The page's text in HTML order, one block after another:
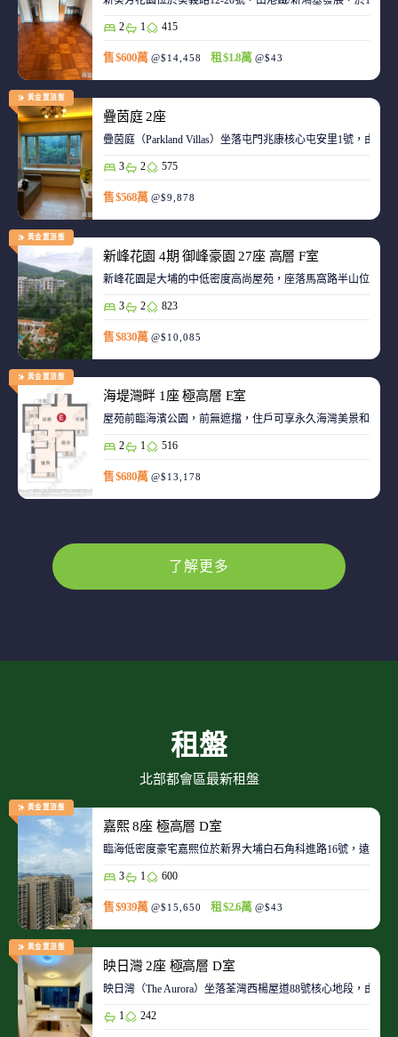
2 1 415
售 $600萬 @$14,458 租 $1.8萬 @$43
黃金置頂盤
疊茵庭 2座
疊茵庭（Parkland Villas）坐落屯門兆康核心屯安里1號，由
3 2 575
售 $568萬 @$9,878
黃金置頂盤
新峰花園 4期 御峰豪園 27座 高層 F室
新峰花園是大埔的中低密度高尚屋苑，座落馬窩路半山位置
3 2 823
售 $830萬 @$10,085
黃金置頂盤
海堤灣畔 1座 極高層 E室
屋苑前臨海濱公園，前無遮擋，住戶可享永久海灣美景和赤
2 1 516
售 $680萬 @$13,178
了解更多
租盤
北部都會區最新租盤
黃金置頂盤
嘉熙 8座 極高層 D室
臨海低密度豪宅嘉熙位於新界大埔白石角科進路16號，遠離
3 1 600
售 $939萬 @$15,650 租 $2.6萬 @$43
黃金置頂盤
映日灣 2座 極高層 D室
映日灣（The Aurora）坐落荃灣西楊屋道88號核心地段，由
1 242